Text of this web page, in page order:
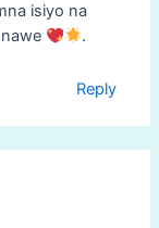
isiyo na
.
Reply